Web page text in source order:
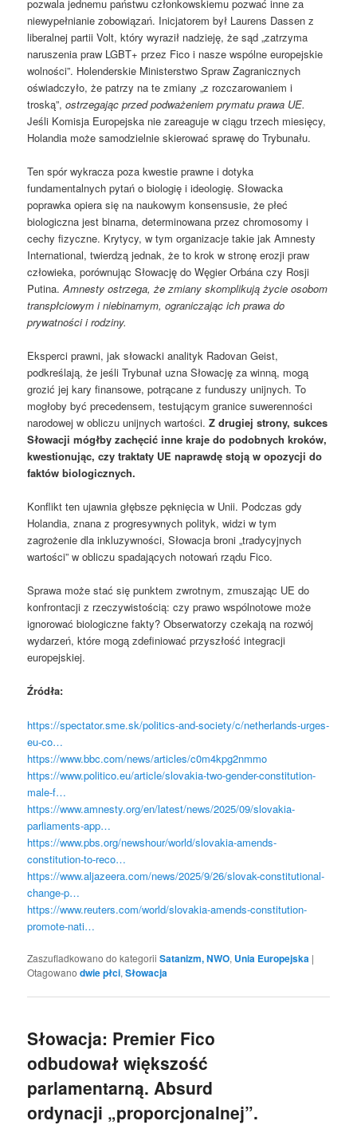
pozwala jednemu państwu członkowskiemu pozwać inne za
niewypełnianie zobowiązań. Inicjatorem był Laurens Dassen z
liberalnej partii Volt, który wyraził nadzieję, że sąd „zatrzyma
naruszenia praw LGBT+ przez Fico i nasze wspólne europejskie
wolności”. Holenderskie Ministerstwo Spraw Zagranicznych
oświadczyło, że patrzy na te zmiany „z rozczarowaniem i
troską”,ostrzegając przed podważeniem prymatu prawa UE.
Jeśli Komisja Europejska nie zareaguje w ciągu trzech miesięcy,
Holandia może samodzielnie skierować sprawę do Trybunału.
Ten spór wykracza poza kwestie prawne i dotyka
fundamentalnych pytań o biologię i ideologię. Słowacka
poprawka opiera się na naukowym konsensusie, że płeć
biologiczna jest binarna, determinowana przez chromosomy i
cechy fizyczne. Krytycy, w tym organizacje takie jak Amnesty
International, twierdzą jednak, że to krok w stronę erozji praw
człowieka, porównując Słowację do Węgier Orbána czy Rosji
Putina.Amnesty ostrzega, że zmiany skomplikują życie osobom
transpłciowym i niebinarnym, ograniczając ich prawa do
prywatności i rodziny.
Eksperci prawni, jak słowacki analityk Radovan Geist,
podkreślają, że jeśli Trybunał uzna Słowację za winną, mogą
grozić jej kary finansowe, potrącane z funduszy unijnych. To
mogłoby być precedensem, testującym granice suwerenności
narodowej w obliczu unijnych wartości.Z drugiej strony, sukces
Słowacji mógłby zachęcić inne kraje do podobnych kroków,
kwestionując, czy traktaty UE naprawdę stoją w opozycji do
faktów biologicznych.
Konflikt ten ujawnia głębsze pęknięcia w Unii. Podczas gdy
Holandia, znana z progresywnych polityk, widzi w tym
zagrożenie dla inkluzywności, Słowacja broni „tradycyjnych
wartości” w obliczu spadających notowań rządu Fico.
Sprawa może stać się punktem zwrotnym, zmuszając UE do
konfrontacji z rzeczywistością: czy prawo wspólnotowe może
ignorować biologiczne fakty? Obserwatorzy czekają na rozwój
wydarzeń, które mogą zdefiniować przyszłość integracji
europejskiej.
Źródła:
https://spectator.sme.sk/politics-and-society/c/netherlands-urges-
eu-co…
https://www.bbc.com/news/articles/c0m4kpg2nmmo
https://www.politico.eu/article/slovakia-two-gender-constitution-
male-f…
https://www.amnesty.org/en/latest/news/2025/09/slovakia-
parliaments-app…
https://www.pbs.org/newshour/world/slovakia-amends-
constitution-to-reco…
https://www.aljazeera.com/news/2025/9/26/slovak-constitutional-
change-p…
https://www.reuters.com/world/slovakia-amends-constitution-
promote-nati…
Zaszufladkowano do kategorii Satanizm, NWO, Unia Europejska |
Otagowano dwie płci,Słowacja
Słowacja: Premier Fico
odbudował większość
parlamentarną. Absurd
ordynacji „proporcjonalnej”.